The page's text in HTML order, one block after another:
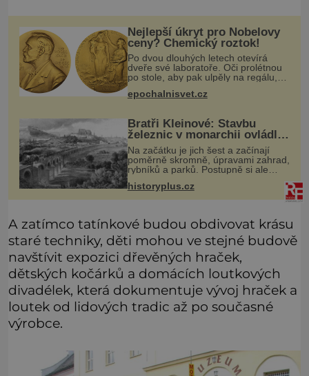
Nejlepší úkryt pro Nobelovy
ceny? Chemický roztok!
Po dvou dlouhých letech otevírá
dveře své laboratoře. Oči prolétnou
po stole, aby pak ulpěly na regálu,
kde se nachází všemožné látky.
Hledá žluto-oranžovou tekutinu,
epochalnisvet.cz
Bratři Kleinové: Stavbu
železnic v monarchii ovládli
samouci
Na začátku je jich šest a začínají
poměrně skromně, úpravami zahrad,
rybníků a parků. Postupně si ale
troufnou i na stavbu železnic. Během
40 let vybudují na území monarchie
třetinu všech tratí, tedy
historyplus.cz
A zatímco tatínkové budou obdivovat krásu
staré techniky, děti mohou ve stejné budově
navštívit expozici dřevěných hraček,
dětských kočárků a domácích loutkových
divadélek, která dokumentuje vývoj hraček a
loutek od lidových tradic až po současné
výrobce.